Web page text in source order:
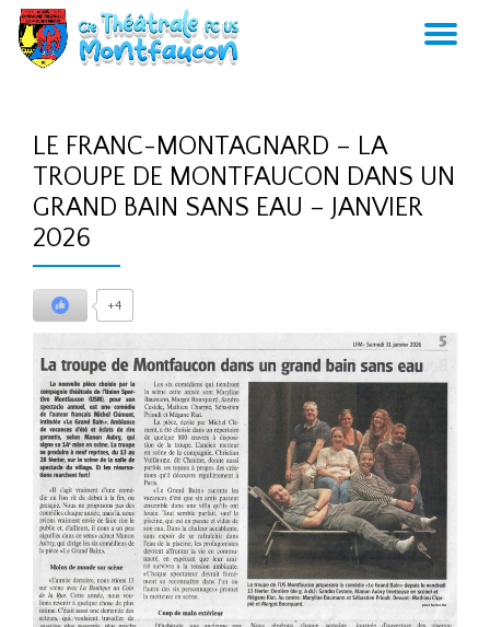
Aller
LE FRANC-MONTAGNARD – LA
TROUPE DE MONTFAUCON DANS UN
GRAND BAIN SANS EAU – JANVIER
2026
+4